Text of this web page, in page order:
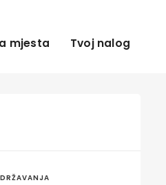
mjesta Tvoj nalog